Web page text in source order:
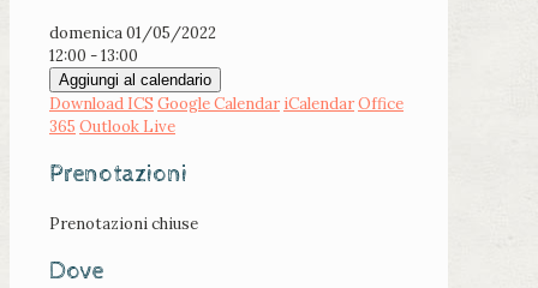
domenica 01/05/2022
12:00 - 13:00
Aggiungi al calendario
Download ICS Google Calendar iCalendarOffice
365 Outlook Live
Prenotazioni
Prenotazioni chiuse
Dove